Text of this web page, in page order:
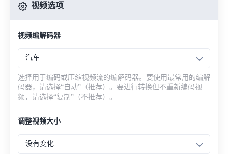
视频选项
视频编解码器
汽车
选择用于编码或压缩视频流的编解码器。要使用最常用的编解
码器，请选择“自动”（推荐）。要进行转换但不重新编码视
频，请选择“复制”（不推荐）。
调整视频大小
没有变化